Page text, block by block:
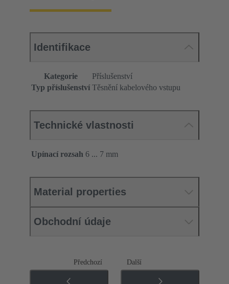
Identifikace
Kategorie
Příslušenství
Typ příslušenství Těsnění kabelového vstupu
Technické vlastnosti
Upínací rozsah 6 ... 7 mm
Material properties
Obchodní údaje
Předchozí Další